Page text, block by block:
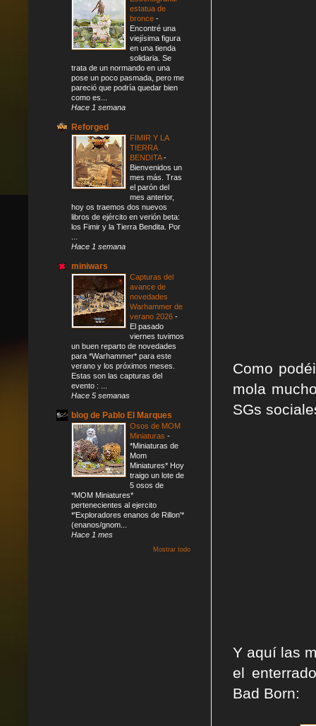
Como
mola
SGs
Y aquí las
el
Bad Born:
estatua de
bronce -
Encontré una
viejísima figura
en una tienda
solidaria. Se
trata de un normando en una
pose un poco pasmada, pero me
pareció que podría quedar bien
como es...
Hace 1 semana
Reforged
FIMIR Y LA
TIERRA
BENDITA-
Bienvenidos un
mes más. Tras
el parón del
mes anterior,
hoy os traemos dos nuevos
libros de ejército en verión beta:
los Fimir y la Tierra Bendita. Por
Hace 1 semana
miniwars
Capturas del
avance de
novedades
Warhammer de
verano 2026 -
El pasado
viernes tuvimos
un buen reparto de novedades
para *Warhammer* para este
verano y los próximos meses.
Estas son las capturas del
evento : ...
Hace 5 semanas
blog de Pablo El Marques
Osos de MOM
Miniaturas -
*Miniaturas de
Mom
Miniatures* Hoy
traigo un lote de
5 osos de
*MOM Miniatures*
pertenecientes al ejercito
*'Exploradores enanos de Rillon'*
(enanos/gnom...
Hace 1 mes
Mostrar todo